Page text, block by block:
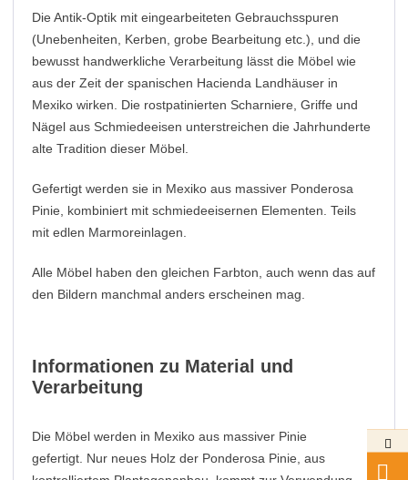
Die Antik-Optik mit eingearbeiteten Gebrauchsspuren
(Unebenheiten, Kerben, grobe Bearbeitung etc.), und die
bewusst handwerkliche Verarbeitung lässt die Möbel wie
aus der Zeit der spanischen Hacienda Landhäuser in
Mexiko wirken. Die rostpatinierten Scharniere, Griffe und
Nägel aus Schmiedeeisen unterstreichen die Jahrhunderte
alte Tradition dieser Möbel.
Gefertigt werden sie in Mexiko aus massiver Ponderosa
Pinie, kombiniert mit schmiedeeisernen Elementen. Teils
mit edlen Marmoreinlagen.
Alle Möbel haben den gleichen Farbton, auch wenn das auf
den Bildern manchmal anders erscheinen mag.
Informationen zu Material und
Verarbeitung
Die Möbel werden in Mexiko aus massiver Pinie
gefertigt. Nur neues Holz der Ponderosa Pinie, aus